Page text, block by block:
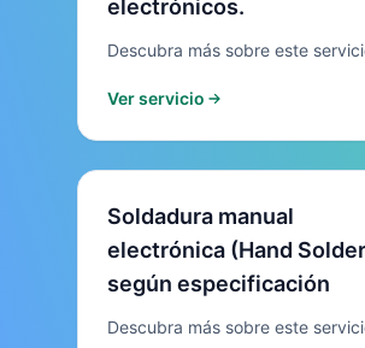
electrónicos.
Descubra más sobre este
Ver servicio
Soldadura manual
electrónica (Hand
según especificación
Descubra más sobre este